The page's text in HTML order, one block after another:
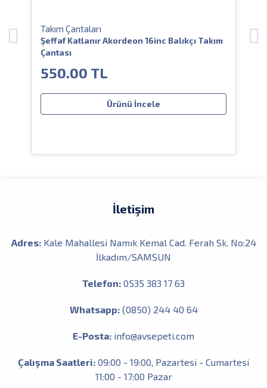
Takım Çantaları
Şeffaf Katlanır Akordeon 16inc Balıkçı Takım
Çantası
550.00 TL
Ürünü İncele
İletişim
Adres:Kale Mahallesi Namık Kemal Cad. Ferah Sk. No:24
İlkadım/SAMSUN
Telefon: 0535 383 17 63
Whatsapp:(0850) 244 40 64
E-Posta: info@avsepeti.com
Çalışma Saatleri: 09:00 - 19:00, Pazartesi - Cumartesi
11:00 - 17:00 Pazar